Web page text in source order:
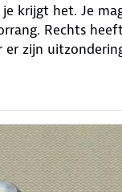
krijgt het. Je
Rechts
er zijn